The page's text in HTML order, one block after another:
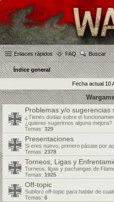
Enlaces rápidos FAQ Buscar
Índice general
Fecha actual 10
Problemas y/o sugerencias
¿Tienes dudas sobre el
¿quieres sugerirnos alguna mejora?
Temas: 329
Presentaciones
Si eres nuevo, primero pásate por
Temas: 2378
Torneos, Ligas y
Torneos, ligas y pachangas de
Temas: 1925
Off-topic
Subforo off-topic para hablar de
Temas: 6